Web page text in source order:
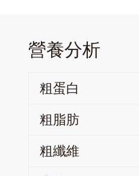
營養分析
粗蛋白
粗脂肪
粗纖維